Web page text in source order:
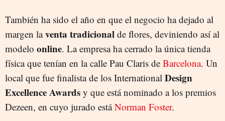
También ha sido el año en que el negocio ha dejado al
margen laventa tradicional de flores, deviniendo así al
modelo online. La empresa ha cerrado la única tienda
física que tenían en la calle Pau Claris de Barcelona. Un
local que fue finalista de los International Design
Excellence Awards y que está nominado a los premios
Dezeen, en cuyo jurado estáNorman Foster.